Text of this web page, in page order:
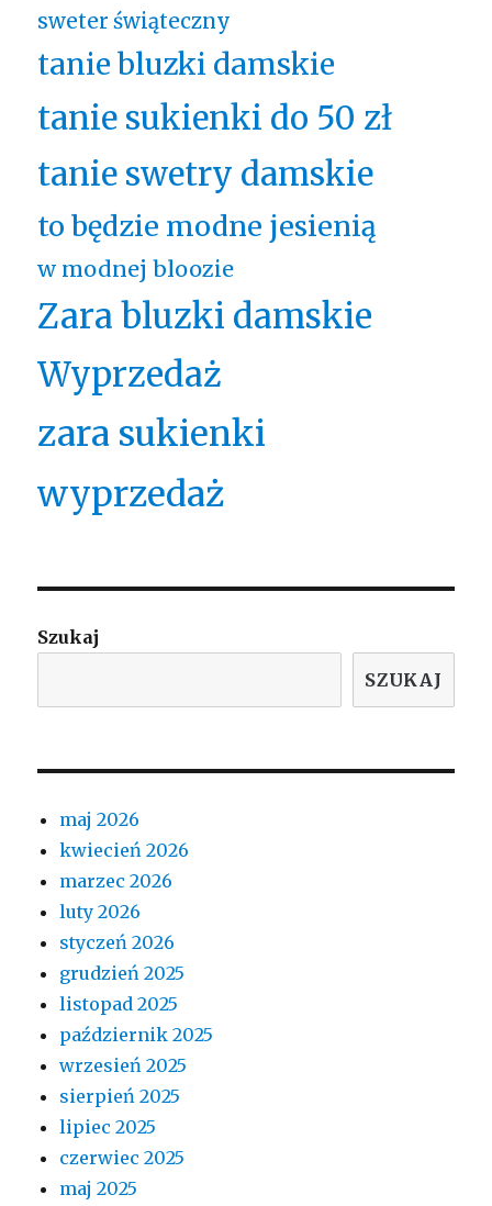
sweter świąteczny
tanie bluzki damskie
tanie sukienki do 50 zł
tanie swetry damskie
to będzie modne jesienią
w modnej bloozie
Zara bluzki damskie
Wyprzedaż
zara sukienki
wyprzedaż
Szukaj
SZUKAJ
maj 2026
kwiecień 2026
marzec 2026
luty 2026
styczeń 2026
grudzień 2025
listopad 2025
październik 2025
wrzesień 2025
sierpień 2025
lipiec 2025
czerwiec 2025
maj 2025